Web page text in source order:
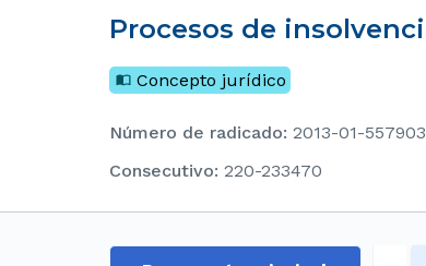
Procesos de
Concepto jurídico
Número de radicado: 2013-01-557903
consecutivo: 220-233470